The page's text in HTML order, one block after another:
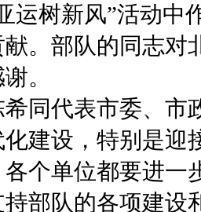
运树新风”活动中
。部队的同志对
。
同代表市委、市
建设，特别是迎
个单位都要进一
部队的各项建设